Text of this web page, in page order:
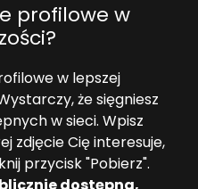
profilowe w
w lepszej
że sięgniesz
w sieci. Wpisz
zdjęcie Cię interesuje,
przycisk "Pobierz".